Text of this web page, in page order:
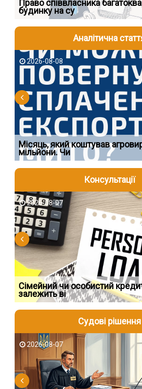
Право співвласника
будинку на су
Аналітична
2026-08-08
Місяць, який коштував
мільйони. Чи
Консультації
2026-08-07
Сімейний чи особистий
залежить ві
Судові рішення
2026-08-07